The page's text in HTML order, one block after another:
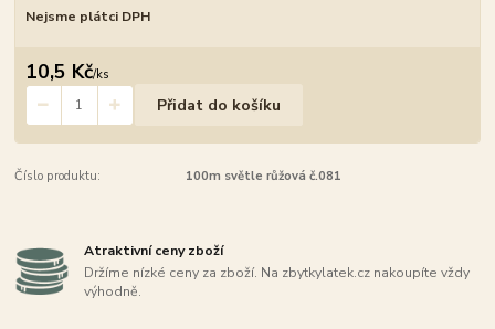
Nejsme plátci DPH
10,5 Kč/ks
Přidat do košíku
Číslo produktu: 100m světle růžová č.081
Atraktivní ceny zboží
Držíme nízké ceny za zboží. Na zbytkylatek.cz nakoupíte vždy
výhodně.